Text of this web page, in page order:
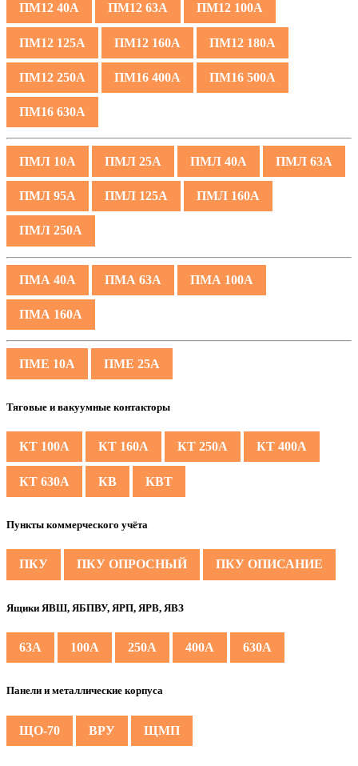
ПМ12 40А ПМ12 63А ПМ12 100А
ПМ12 125А ПМ12 160А ПМ12 180А
ПМ12 250А ПМ16 400А ПМ16 500А
ПМ16 630А
ПМЛ 10А ПМЛ 25А ПМЛ 40А ПМЛ 63А
ПМЛ 95А ПМЛ 125А ПМЛ 160А
ПМЛ 250А
ПМА 40А ПМА 63А ПМА 100А
ПМА 160А
ПМЕ 10А ПМЕ 25А
Тяговые и вакуумные контакторы
КТ 100А КТ 160А КТ 250А КТ 400А
КТ 630А КВ КВТ
Пункты коммерческого учёта
ПКУ ПКУ ОПРОСНЫЙ ПКУ ОПИСАНИЕ
Ящики ЯВШ, ЯБПВУ, ЯРП, ЯРВ, ЯВЗ
63А 100А 250А 400А 630А
Панели и металлические корпуса
ЩО-70 ВРУ ЩМП